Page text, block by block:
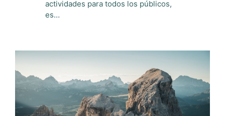
actividades para todos los públicos,
es…